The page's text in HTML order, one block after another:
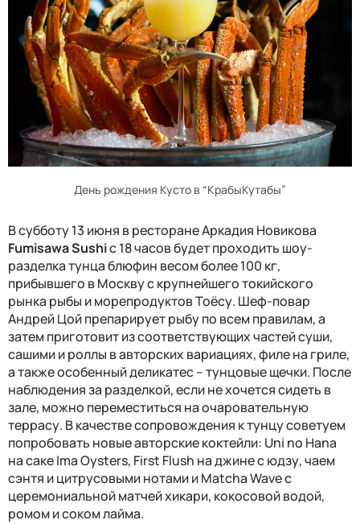
День рождения Кусто в “КрабыКутабы”
В субботу 13 июня в ресторане Аркадия Новикова
Fumisawa Sushiс 18 часов будет проходить шоу-
разделка тунца блюфин весом более 100 кг,
прибывшего в Москвус крупнейшеготокийского
рынка рыбы и морепродуктов Тоёсу. Шеф-повар
Андрей Цой препарирует рыбу по всем правилам, а
затем приготовит из соответствующих частей суши,
сашими и роллы в авторских вариациях, филе на гриле,
а также особенный деликатес – тунцовые щечки. После
наблюдения за разделкой, если не хочется сидеть в
зале, можно переместиться на очаровательную
террасу. В качестве сопровождения к тунцу советуем
попробовать новые авторские коктейли: Uni no Hana
на саке Ima Oysters, First Flush на джине с юдзу, чаем
сэнтя и цитрусовыми нотами и Matcha Wave с
церемониальной матчей хикари, кокосовой водой,
ромом и соком лайма.